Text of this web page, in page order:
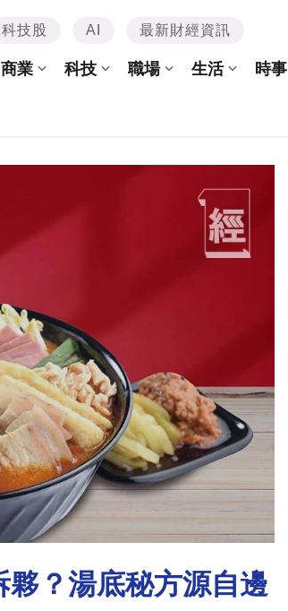
技股 AI 最新財經資訊
商業 科技 職場 生活 時事
？湯底秘方源自邊